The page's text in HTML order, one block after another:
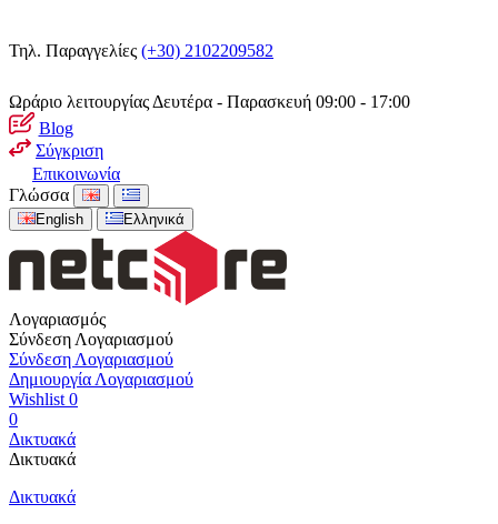
Τηλ. Παραγγελίες (+30) 2102209582
Ωράριο λειτουργίας Δευτέρα - Παρασκευή 09:00 - 17:00
Blog
Σύγκριση
Επικοινωνία
Γλώσσα
English Ελληνικά
Λογαριασμός
Σύνδεση Λογαριασμού
Σύνδεση Λογαριασμού
Δημιουργία Λογαριασμού
Wishlist 0
0
Δικτυακά
Δικτυακά
Δικτυακά